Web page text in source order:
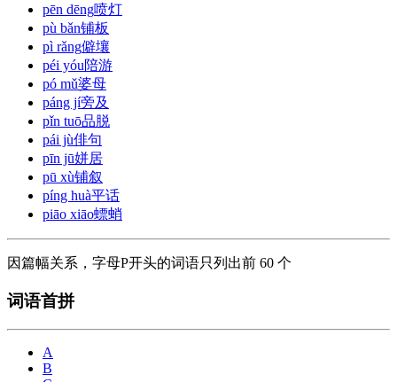
pēn dēng喷灯
pù bǎn铺板
pì rǎng僻壤
péi yóu陪游
pó mǔ婆母
páng jí旁及
pǐn tuō品脱
pái jù俳句
pīn jū姘居
pū xù铺叙
píng huà平话
piāo xiāo螵蛸
因篇幅关系，字母P开头的词语只列出前 60 个
词语首拼
A
B